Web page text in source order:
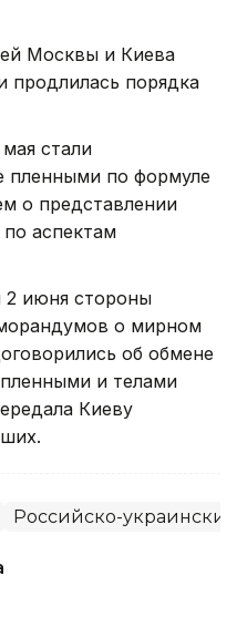
Москвы и Киева
продлилась порядка
стали
пленными по формуле
о представлении
аспектам
2 июня стороны
о мирном
об обмене
и телами
Киеву
Российско-